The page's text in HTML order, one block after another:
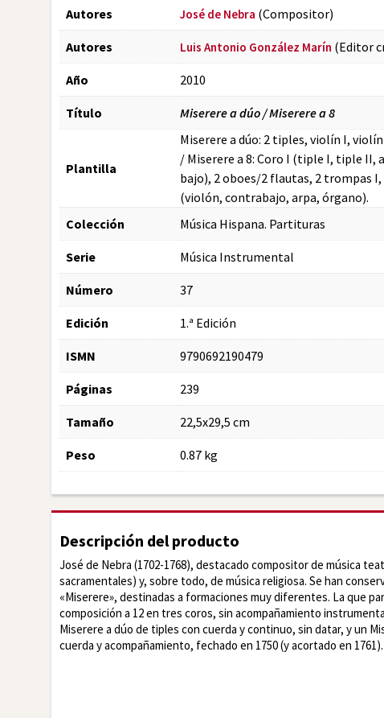
Autores José de Nebra (Compositor)
Autores Luis Antonio González Marín (Editor
Año 2010
Título Miserere a dúo / Miserere a 8
Plantilla
Miserere a dúo: 2 tiples, violín I,
/ Miserere a 8: Coro I (tiple I, tiple
bajo), 2 oboes/2 flautas, 2 trompas
(violón, contrabajo, arpa, órgano).
Colección
Música Hispana. Partituras
Serie Música Instrumental
Número 37
Edición 1.ª Edición
ISMN 9790692190479
Páginas 239
Tamaño 22,5x29,5 cm
Peso 0.87 kg
Descripción del producto
José de Nebra (1702-1768), destacado compositor de música
sacramentales) y, sobre todo, de música religiosa. Se han
«Miserere», destinadas a formaciones muy diferentes. La que
composición a 12 en tres coros, sin acompañamiento
Miserere a dúo de tiples con cuerda y continuo, sin datar, y un
cuerda y acompañamiento, fechado en 1750 (y acortado en